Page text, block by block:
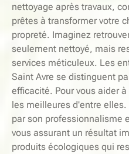
nettoyage après travaux,
prêtes à transformer votre
propreté. Imaginez
seulement nettoyé, mais
services méticuleux. Les
Saint Avre se distinguent
efficacité. Pour vous aider
les meilleures d'entre
par son professionnalisme
vous assurant un résultat
produits écologiques qui